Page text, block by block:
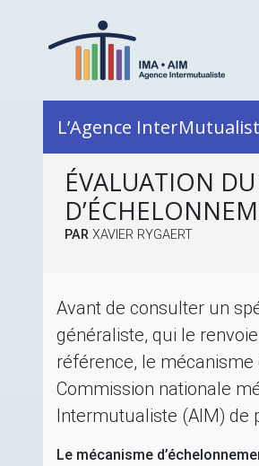
L’Agence
ÉVALUATION
PAR XAVIER RYGAERT
Avant de consulter un
généraliste, qui le
référence, le mécanisme
Commission nationale
Intermutualiste (AIM) de
Le mécanisme